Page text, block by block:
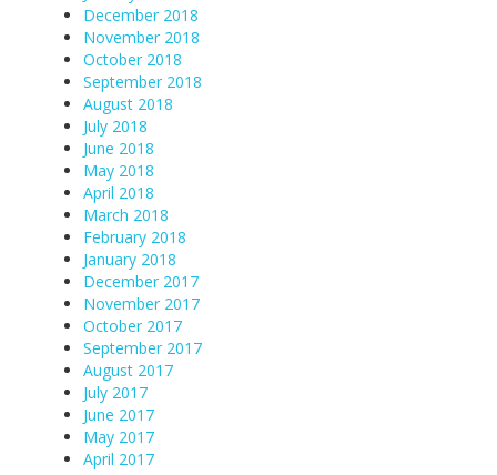
December 2018
November 2018
October 2018
September 2018
August 2018
July 2018
June 2018
May 2018
April 2018
March 2018
February 2018
January 2018
December 2017
November 2017
October 2017
September 2017
August 2017
July 2017
June 2017
May 2017
April 2017